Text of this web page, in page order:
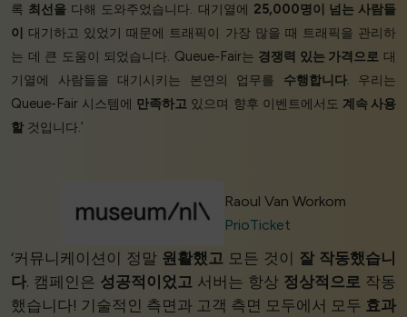
록 최선을 다해 도와주었습니다. 대기열에 25,000명이 넘는 사람들
이
대기하고 있었기 때문에 트래픽이 가장 많을 때 트래픽을 관리하
는 데 큰 도움이 되었습니다. Queue-Fair는 경쟁력 있는 가격으로 대
기열에 사람들을 대기시키는 본연의 업무를 수행합니다. 우리는
Queue-Fair 시스템에 만족하고 있으며 향후 이벤트에서도 계속 사용
할 것입니다.’
Raoul Van Workom
PrioTicket
‘커뮤니케이션이 정말 원활했고 모든 것이 잘 작동했습니
다. 캠페인은 성공적이었고 서버는 항상 정상적으로 작동
했습니다! 기술적인 측면과 고객 측면 모두에서 모두 효과